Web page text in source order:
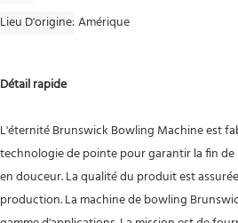
Lieu D'origine Amérique
Détail rapide
L'éternité Brunswick Bowling Machine est
technologie de pointe pour garantir la fin
en douceur. La qualité du produit est
production. La machine de bowling